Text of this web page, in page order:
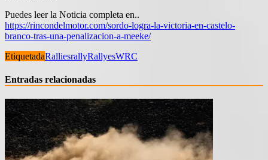
Puedes leer la Noticia completa en..
https://rincondelmotor.com/sordo-logra-la-victoria-en-castelo-
branco-tras-una-penalizacion-a-meeke/
EtiquetadaRalliesrallyRallyesWRC
Entradas relacionadas